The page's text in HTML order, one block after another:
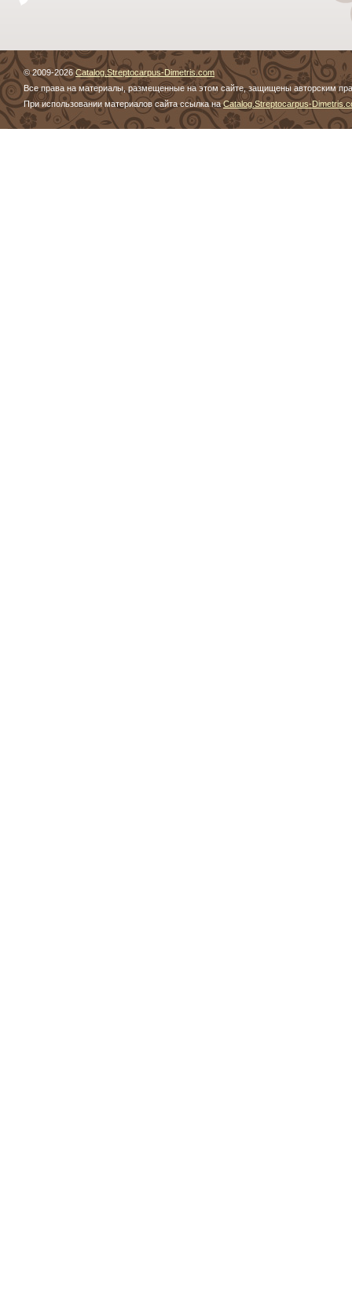
© 2009-2026Catalog.Streptocarpus-Dimetris.com
Все права на материалы, размещенные на этом сайте, защищены авторским
При использовании материалов сайта ссылка наCatalog.Streptocarpus-